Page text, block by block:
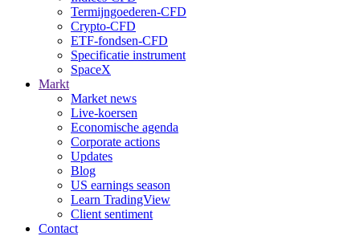
Termijngoederen-CFD
Crypto-CFD
ETF-fondsen-CFD
Specificatie instrument
SpaceX
Markt
Market news
Live-koersen
Economische agenda
Corporate actions
Updates
Blog
US earnings season
Learn TradingView
Client sentiment
Contact